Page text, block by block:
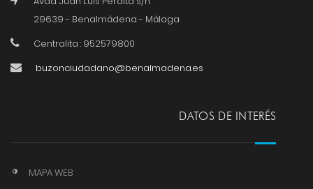
29639 - Benalmádena - Málaga
Centralita : 952579800
buzonciudadano@benalmadena.es
DATOS DE INTERÉS
MAPA WEB